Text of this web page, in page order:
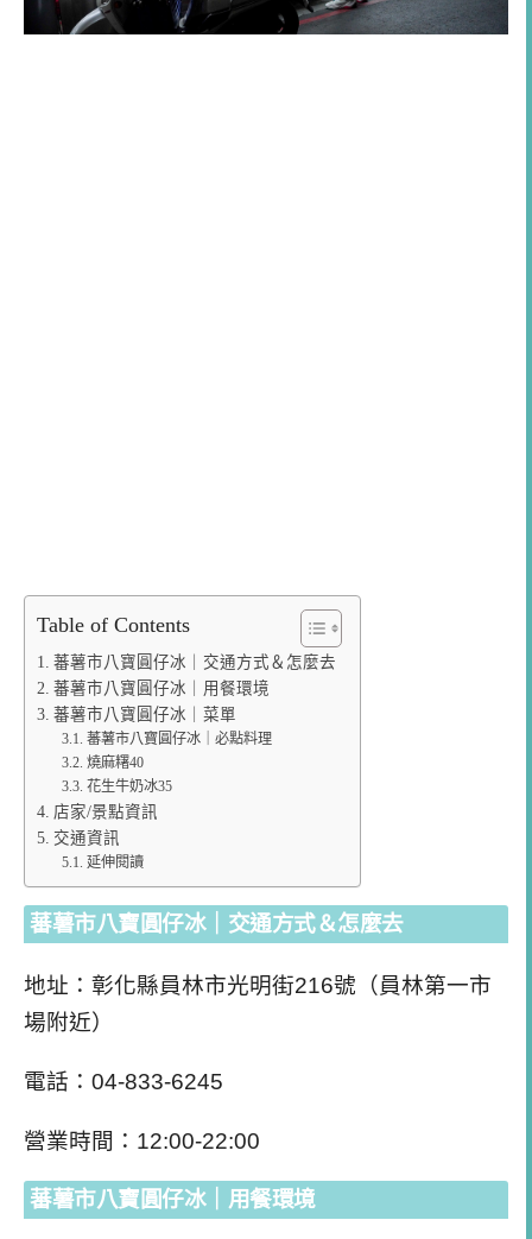
Table of Contents
蕃薯市八寶圓仔冰｜交通方式＆怎麼去
蕃薯市八寶圓仔冰｜用餐環境
蕃薯市八寶圓仔冰｜菜單
蕃薯市八寶圓仔冰｜必點料理
燒麻糬40
花生牛奶冰35
店家/景點資訊
交通資訊
延伸閱讀
蕃薯市八寶圓仔冰｜交通方式＆怎麼去
地址：彰化縣員林市光明街216號（員林第一市
場附近）
電話：04-833-6245
營業時間：12:00-22:00
蕃薯市八寶圓仔冰｜用餐環境